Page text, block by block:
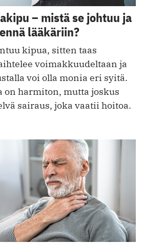
– mistä se johtuu ja
lääkäriin?
kipua, sitten taas
voimakkuudeltaan ja
voi olla monia eri syitä.
on harmiton, mutta joskus
sairaus, joka vaatii hoitoa.